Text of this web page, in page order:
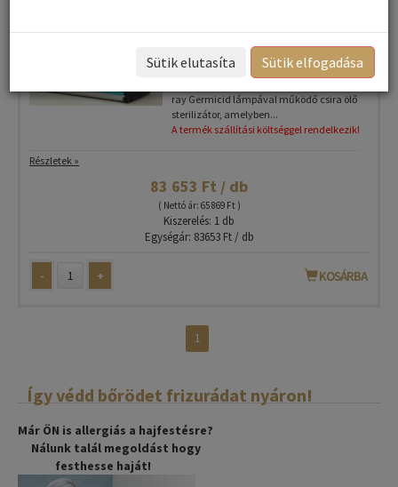
ray Germicid lámpával működő csira ölő
sterilizátor, amelyben...
A termék szállítási költséggel rendelkezik!
Részletek »
83 653 Ft / db
( Nettó ár: 65 869 Ft )
Kiszerelés: 1 db
Egységár: 83653 Ft / db
- + KOSÁRBA
1
Így védd bőrödet frizurádat nyáron!
Már ÖN is allergiás a hajfestésre?
Nálunk talál megoldást hogy
festhesse haját!
Sütik elutasíta Sütik elfogadása